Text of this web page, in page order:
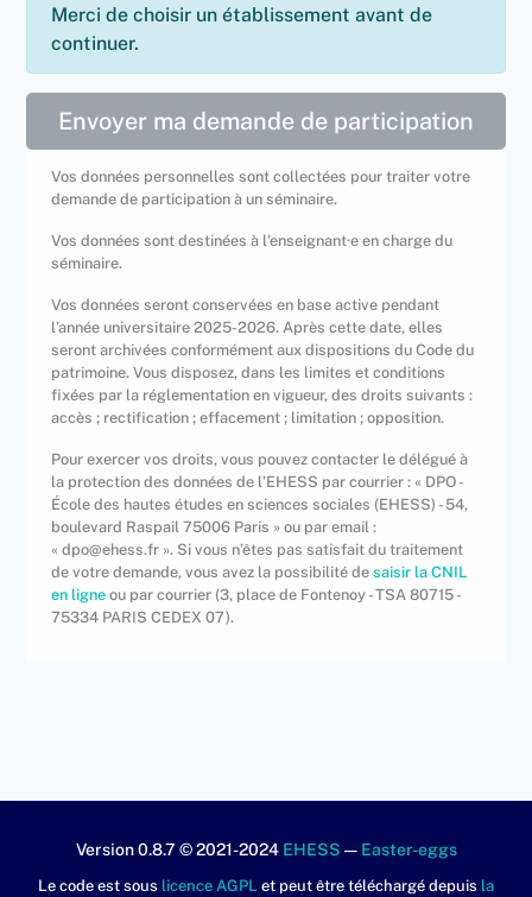
Merci de choisir un établissement avant de
continuer.
Envoyer ma demande de participation
Vos données personnelles sont collectées pour traiter votre
demande de participation à un séminaire.
Vos données sont destinées à l’enseignant·e en charge du
séminaire.
Vos données seront conservées en base active pendant
l’année universitaire 2025-2026. Après cette date, elles
seront archivées conformément aux dispositions du Code du
patrimoine. Vous disposez, dans les limites et conditions
fixées par la réglementation en vigueur, des droits suivants :
accès ; rectification ; effacement ; limitation ; opposition.
Pour exercer vos droits, vous pouvez contacter le délégué à
la protection des données de l’EHESS par courrier : « DPO -
École des hautes études en sciences sociales (EHESS) - 54,
boulevard Raspail 75006 Paris » ou par email :
« dpo@ehess.fr ». Si vous n’êtes pas satisfait du traitement
de votre demande, vous avez la possibilité desaisir la CNIL
en ligne ou par courrier (3, place de Fontenoy - TSA 80715 -
75334 PARIS CEDEX 07).
Version 0.8.7 © 2021-2024 EHESS — Easter-eggs
Le code est sous licence AGPL et peut être téléchargé depuis la